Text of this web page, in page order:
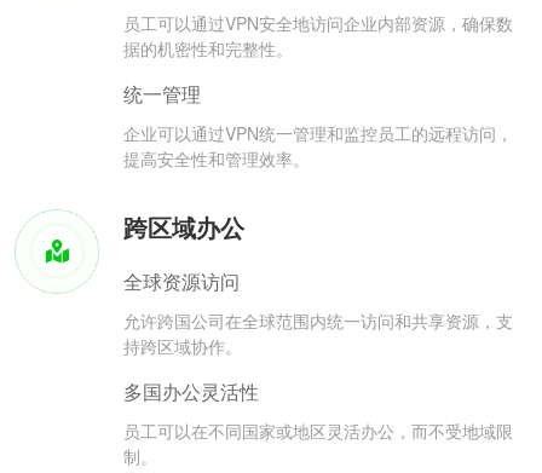
员工可以通过VPN安全地访问企业内部资源，确保数
据的机密性和完整性。
统一管理
企业可以通过VPN统一管理和监控员工的远程访问，
提高安全性和管理效率。
跨区域办公
全球资源访问
允许跨国公司在全球范围内统一访问和共享资源，支
持跨区域协作。
多国办公灵活性
员工可以在不同国家或地区灵活办公，而不受地域限
制。